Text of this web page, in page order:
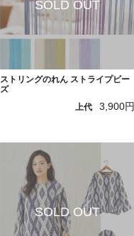
ストリングのれん ストライプビー
ズ
上代
3,900円